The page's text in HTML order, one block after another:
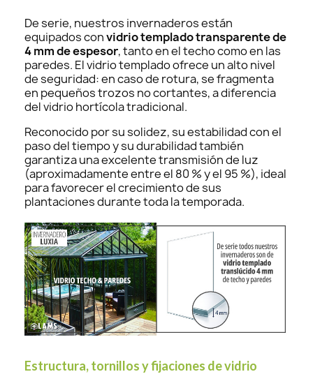
De serie, nuestros invernaderos están
equipados convidrio templado transparente de
4 mm de espesor, tanto en el techo como en las
paredes. El vidrio templado ofrece un alto nivel
de seguridad: en caso de rotura, se fragmenta
en pequeños trozos no cortantes, a diferencia
del vidrio hortícola tradicional.
Reconocido por su solidez, su estabilidad con el
paso del tiempo y su durabilidad también
garantiza una excelente transmisión de luz
(aproximadamente entre el 80 % y el 95 %), ideal
para favorecer el crecimiento de sus
plantaciones durante toda la temporada.
Estructura, tornillos y fijaciones de vidrio